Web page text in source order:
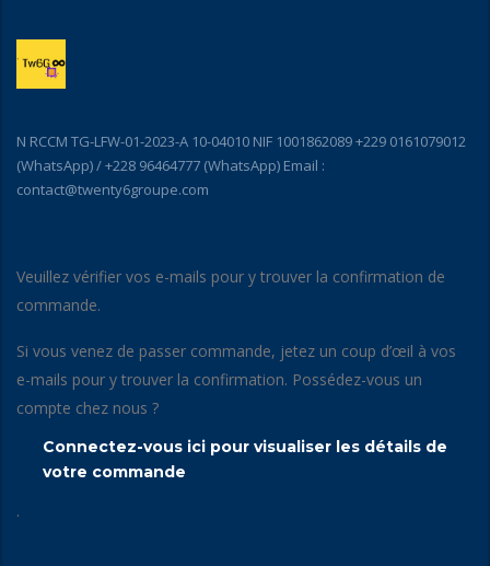
N RCCM TG-LFW-01-2023-A 10-04010 NIF 1001862089 +229 0161079012
(WhatsApp) / +228 96464777 (WhatsApp) Email :
contact@twenty6groupe.com
Veuillez vérifier vos e-mails pour y trouver la confirmation de
commande.
Si vous venez de passer commande, jetez un coup d’œil à vos
e-mails pour y trouver la confirmation. Possédez-vous un
compte chez nous ?
Connectez-vous ici pour visualiser les détails de
votre commande
.